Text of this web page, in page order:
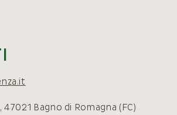
47021 Bagno di Romagna (FC)